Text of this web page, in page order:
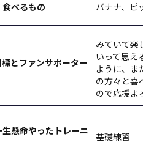
べるもの バナナ、ピ
とファンサポーター
みていて楽
いって思え
ように、ま
の方々と喜
ので応援よ
懸命やったトレーニ
基礎練習